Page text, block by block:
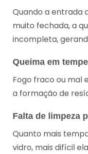
Quando a entrada
muito fechada, a
incompleta,
Queima em
Fogo fraco ou mal
a formação de
Falta de limpeza
Quanto mais
vidro, mais difícil